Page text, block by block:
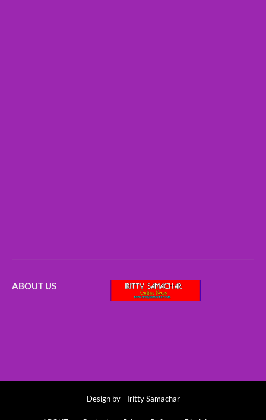
ABOUT US
Design by - Iritty Samachar